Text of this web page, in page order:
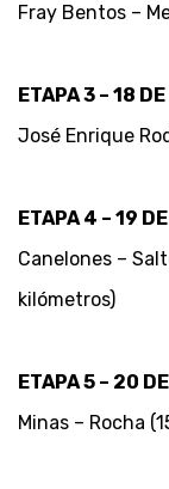
Fray Bentos –
ETAPA 3 – 18
José Enrique
ETAPA 4 – 19
Canelones –
kilómetros)
ETAPA 5 – 20
Minas – Rocha